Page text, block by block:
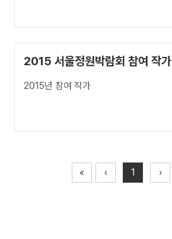
2015 서울정원박람회 참여 작가
2015년 참여 작가
« ‹ 1 ›